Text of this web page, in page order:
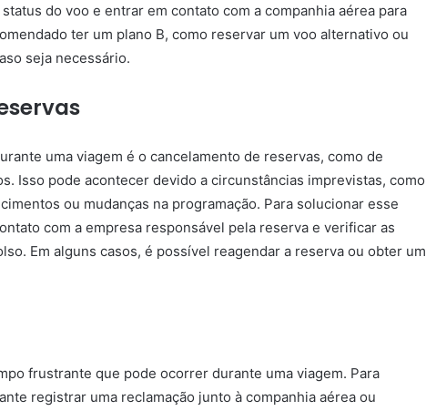
do voo e entrar em contato com a companhia aérea para
ter um plano B, como reservar um voo alternativo ou
seja necessário.
uma viagem é o cancelamento de reservas, como de
Isso pode acontecer devido a circunstâncias imprevistas, como
ou mudanças na programação. Para solucionar esse
com a empresa responsável pela reserva e verificar as
Em alguns casos, é possível reagendar a reserva ou obter um
frustrante que pode ocorrer durante uma viagem. Para
registrar uma reclamação junto à companhia aérea ou